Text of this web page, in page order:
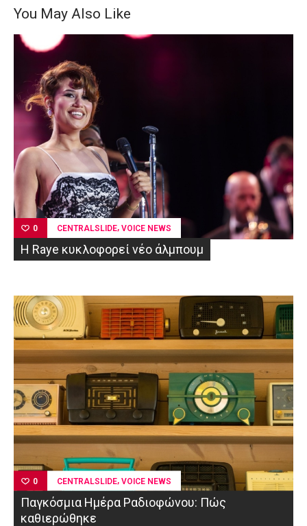
You May Also Like
0 CENTRALSLIDE, VOICE NEWS
Η Raye κυκλοφορεί νέο άλμπουμ
0 CENTRALSLIDE, VOICE NEWS
Παγκόσμια Ημέρα Ραδιοφώνου: Πώς
καθιερώθηκε